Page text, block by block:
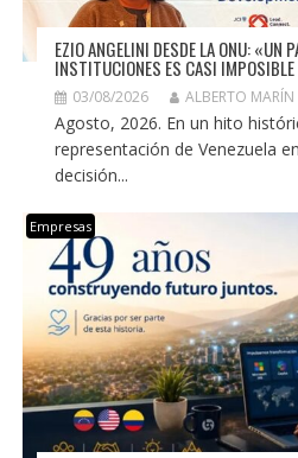
EZIO ANGELINI DESDE LA ONU: «UN
INSTITUCIONES ES CASI IMPOSIBLE
03/08/2026 ALBERTO
Agosto, 2026. En un hito
representación de Venezuela
decisión...
Empresas